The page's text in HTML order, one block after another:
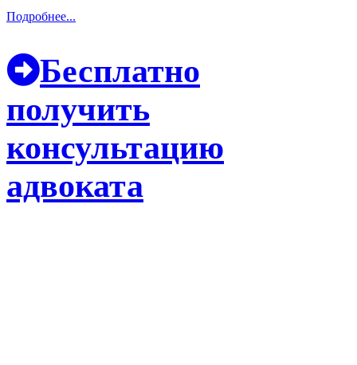
Подробнее...
Бесплатно
получить
консультацию
адвоката